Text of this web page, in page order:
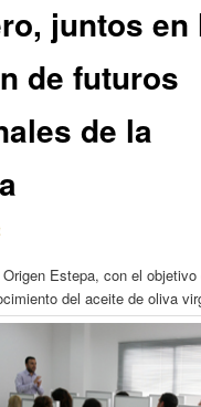
juntos en
de futuros
de la
Estepa, con el
del aceite de oliva